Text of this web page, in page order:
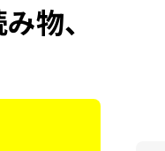
物、